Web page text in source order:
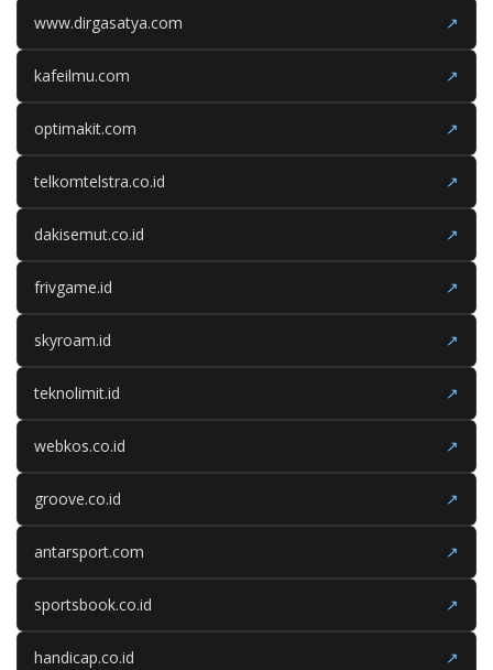
www.dirgasatya.com ↗
kafeilmu.com ↗
optimakit.com ↗
telkomtelstra.co.id ↗
dakisemut.co.id ↗
frivgame.id ↗
skyroam.id ↗
teknolimit.id ↗
webkos.co.id ↗
groove.co.id ↗
antarsport.com ↗
sportsbook.co.id ↗
handicap.co.id ↗